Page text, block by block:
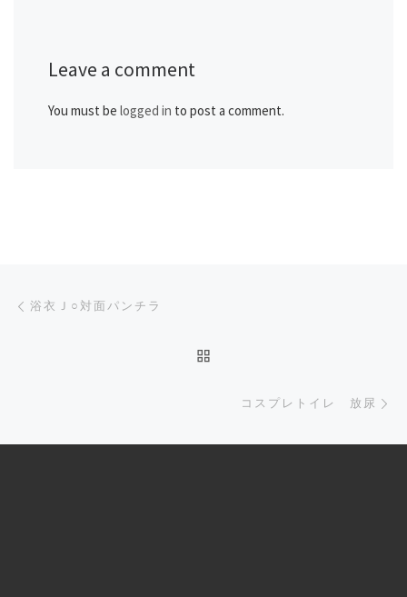
Leave a comment
You must be logged in to post a comment.
Post navigation
浴衣Ｊ○対面パンチラ
コスプレトイレ 放尿